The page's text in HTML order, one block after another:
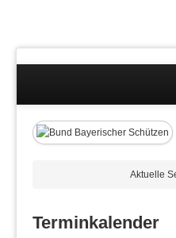
Aktuelle
Terminkalender